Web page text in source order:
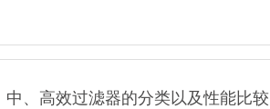
中、高效过滤器的分类以及性能比较